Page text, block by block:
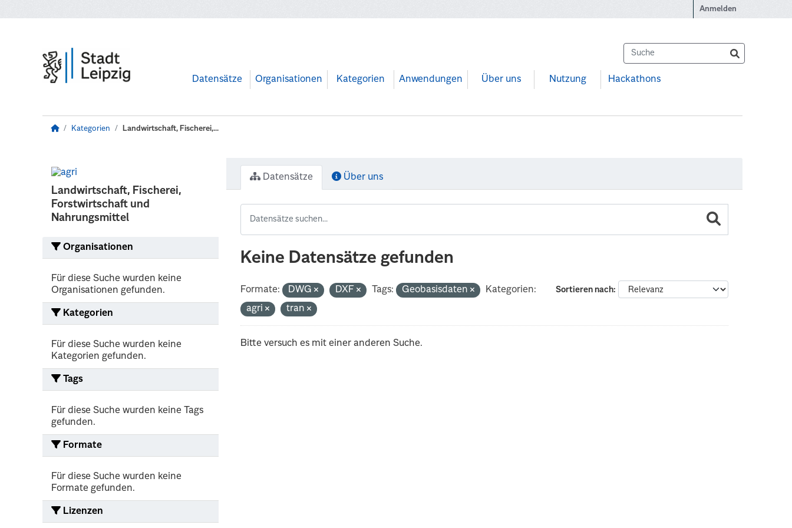
Anmelden
Datensätze Organisationen Kategorien Anwendungen Über uns Nutzung Hackathons
Kategorien Landwirtschaft, Fischerei,...
Landwirtschaft, Fischerei,
Forstwirtschaft und
Nahrungsmittel
Organisationen
Für diese Suche wurden keine
Organisationen gefunden.
Kategorien
Für diese Suche wurden keine
Kategorien gefunden.
Tags
Für diese Suche wurden keine Tags
gefunden.
Formate
Für diese Suche wurden keine
Formate gefunden.
Lizenzen
Datensätze Über uns
Keine Datensätze gefunden
Sortieren nach
Formate: DWG DXF Tags: Geobasisdaten
Kategorien:
agri
tran
Bitte versuch es mit einer anderen Suche.